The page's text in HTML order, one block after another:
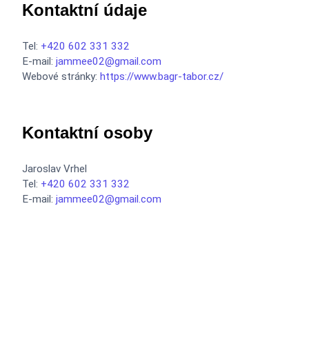
Kontaktní údaje
Tel: +420 602 331 332
E-mail: jammee02@gmail.com
Webové stránky: https://www.bagr-tabor.cz/
Kontaktní osoby
Jaroslav Vrhel
Tel: +420 602 331 332
E-mail: jammee02@gmail.com